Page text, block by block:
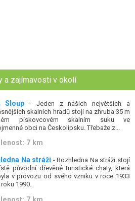
a zajímavosti v okolí
Sloup - Jeden z našich největších a
skalních hradů stojí na zhruba 35 m
pískovcovém skalním suku ve
obci na Českolipsku. Třebaže z...
7 km
Na stráži - Rozhledna Na stráži stojí
původní dřevěné turistické chaty, která
v provozu od svého vzniku v roce 1933
1990.
7 km